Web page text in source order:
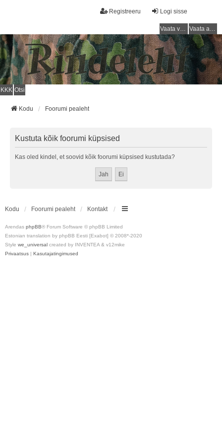
Logi sisse
Registreeru
Vaata vastamata teemasi Vaata aktiivseid teemasid
KKK Otsi
Kodu Foorumi pealeht
Kustuta kõik foorumi küpsised
Kas oled kindel, et soovid kõik foorumi küpsised kustutada?
Kodu Foorumi pealeht Kontakt
Arendas phpBB® Forum Software © phpBB Limited
Estonian translation by phpBB Eesti [Exabot] © 2008*-2020
Style we_universal created by INVENTEA & v12mike
Privaatsus | Kasutajatingimused